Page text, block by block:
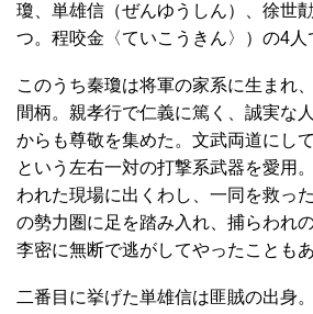
瓊、単雄信（ぜんゆうしん）、徐世
つ。程咬金〈ていこうきん〉）の4人
このうち秦瓊は将軍の家系に生まれ
間柄。親孝行で仁義に篤く、誠実な
からも尊敬を集めた。文武両道にし
という左右一対の打撃系武器を愛用
われた現場に出くわし、一同を救っ
の勢力圏に足を踏み入れ、捕らわれ
李密に無断で逃がしてやったこともあ
二番目に挙げた単雄信は匪賊の出身